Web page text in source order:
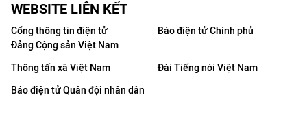
WEBSITE LIÊN KẾT
Cổng thông tin điện tử
Đảng Cộng sản Việt Nam
Báo điện tử Chính phủ
Thông tấn xã Việt Nam
Đài Tiếng nói Việt Nam
Báo điện tử Quân đội nhân dân